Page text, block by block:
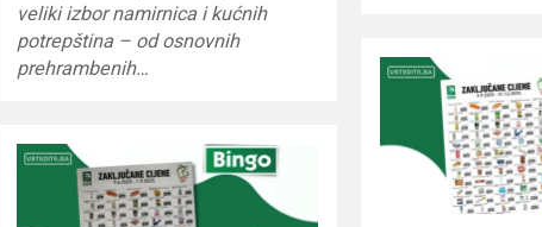
veliki izbor namirnica i kućnih
potrepština – od osnovnih
prehrambenih…